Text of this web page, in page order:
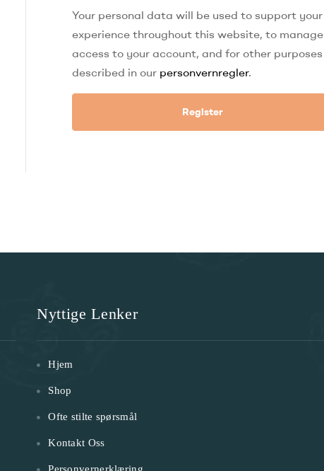
Your personal data will be used to support your
experience throughout this website, to manage
access to your account, and for other purposes
described in our personvernregler.
Register
Nyttige Lenker
Hjem
Shop
Ofte stilte spørsmål
Kontakt Oss
Personvernerklæring